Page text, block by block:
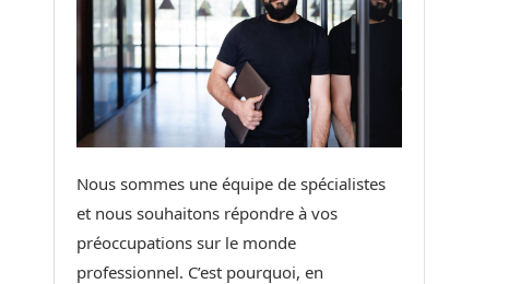
Nous sommes une équipe de spécialistes
et nous souhaitons répondre à vos
préoccupations sur le monde
professionnel. C’est pourquoi, en